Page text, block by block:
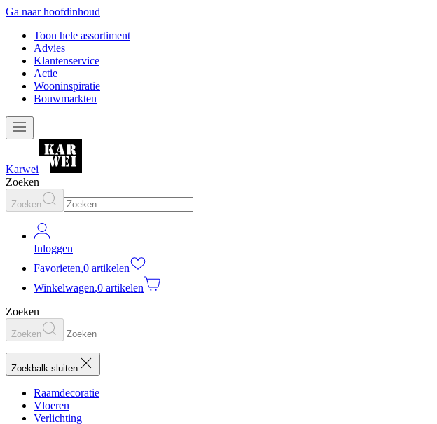
Ga naar hoofdinhoud
Toon hele assortiment
Advies
Klantenservice
Actie
Wooninspiratie
Bouwmarkten
Karwei
Zoeken
Zoeken
Inloggen
Favorieten,0 artikelen
Winkelwagen,0 artikelen
Zoeken
Zoeken
Zoekbalk sluiten
Raamdecoratie
Vloeren
Verlichting